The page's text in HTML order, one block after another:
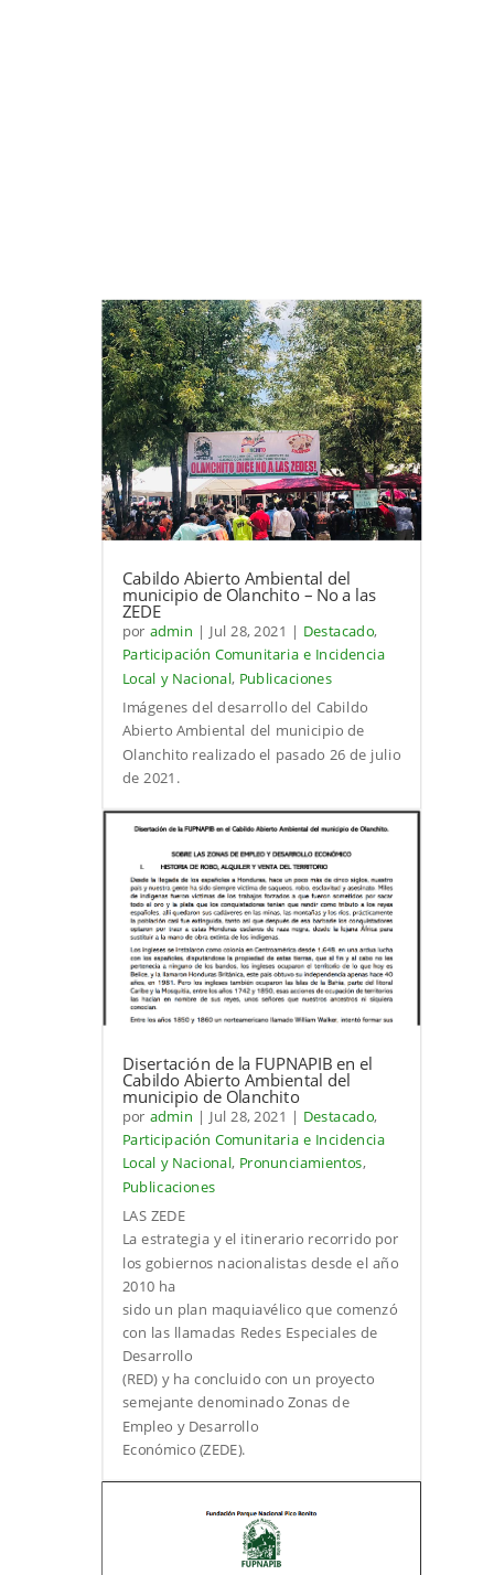
Cabildo Abierto Ambiental del
municipio de Olanchito – No a las
ZEDE
por admin | Jul 28, 2021 | Destacado,
Participación Comunitaria e Incidencia
Local y Nacional, Publicaciones
Imágenes del desarrollo del Cabildo
Abierto Ambiental del municipio de
Olanchito realizado el pasado 26 de julio
de 2021.
Disertación de la FUPNAPIB en el
Cabildo Abierto Ambiental del
municipio de Olanchito
por admin | Jul 28, 2021 | Destacado,
Participación Comunitaria e Incidencia
Local y Nacional, Pronunciamientos,
Publicaciones
LAS ZEDE
La estrategia y el itinerario recorrido por
los gobiernos nacionalistas desde el año
2010 ha
sido un plan maquiavélico que comenzó
con las llamadas Redes Especiales de
Desarrollo
(RED) y ha concluido con un proyecto
semejante denominado Zonas de
Empleo y Desarrollo
Económico (ZEDE).